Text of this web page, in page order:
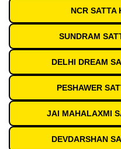
NCR SATTA
SUNDRAM
DELHI DREAM
PESHAWER
JAI MAHALAXMI
DEVDARSHAN